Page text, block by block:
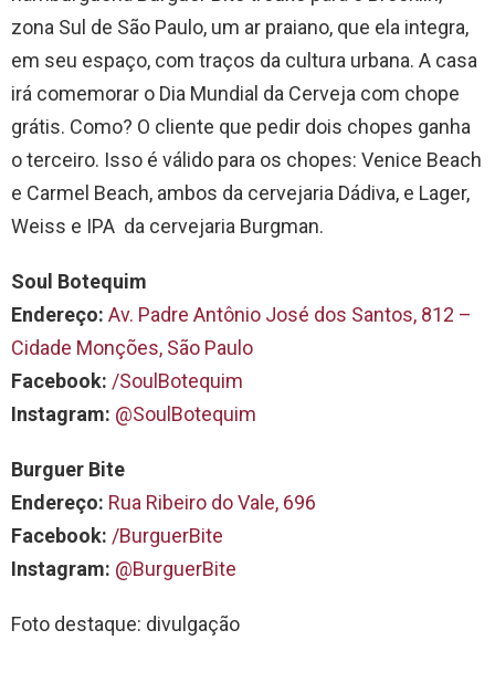
zona Sul de São Paulo, um ar praiano, que ela integra,
em seu espaço, com traços da cultura urbana. A casa
irá comemorar o Dia Mundial da Cerveja com chope
grátis. Como? O cliente que pedir dois chopes ganha
o terceiro. Isso é válido para os chopes: Venice Beach
e Carmel Beach, ambos da cervejaria Dádiva, e Lager,
Weiss e IPA da cervejaria Burgman.
Soul Botequim
Endereço: Av. Padre Antônio José dos Santos, 812 –
Cidade Monções, São Paulo
Facebook: /SoulBotequim
Instagram: @SoulBotequim
Burguer Bite
Endereço: Rua Ribeiro do Vale, 696
Facebook: /BurguerBite
Instagram: @BurguerBite
Foto destaque: divulgação